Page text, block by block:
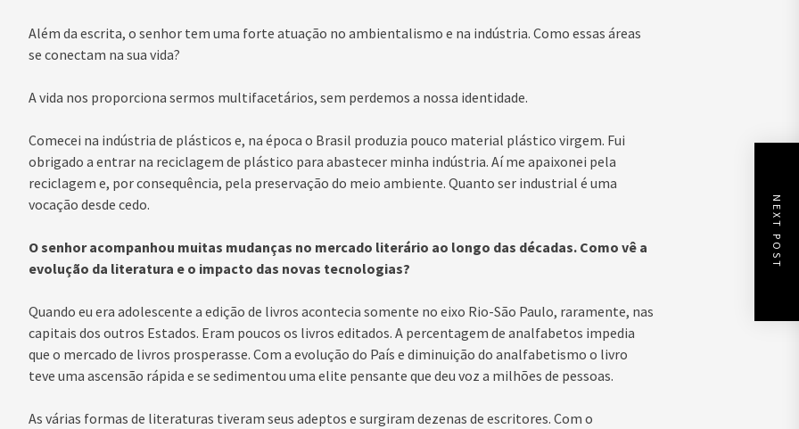
Além da escrita, o senhor tem uma forte atuação no ambientalismo e na indústria. Como essas áreas
se conectam na sua vida?
A vida nos proporciona sermos multifacetários, sem perdemos a nossa identidade.
Comecei na indústria de plásticos e, na época o Brasil produzia pouco material plástico virgem. Fui
obrigado a entrar na reciclagem de plástico para abastecer minha indústria. Aí me apaixonei pela
reciclagem e, por consequência, pela preservação do meio ambiente. Quanto ser industrial é uma
vocação desde cedo.
O senhor acompanhou muitas mudanças no mercado literário ao longo das décadas. Como vê a
evolução da literatura e o impacto das novas tecnologias?
Quando eu era adolescente a edição de livros acontecia somente no eixo Rio-São Paulo, raramente, nas
capitais dos outros Estados. Eram poucos os livros editados. A percentagem de analfabetos impedia
que o mercado de livros prosperasse. Com a evolução do País e diminuição do analfabetismo o livro
teve uma ascensão rápida e se sedimentou uma elite pensante que deu voz a milhões de pessoas.
As várias formas de literaturas tiveram seus adeptos e surgiram dezenas de escritores. Com o
NEXT POST